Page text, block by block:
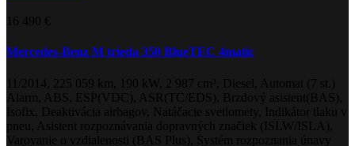
16 490 €
Mercedes-Benz M trieda 350 BlueTEC 4matic
11/2014, 225 059 km, 190 kW, 2 987 cm³, Diesel, Automat (7 st.)
Alarm, ABS, ESP(VDC), ASR(TC/EDS), Brzdový asistent(BAS),
Isofix, Deaktivácia airbagov, Natáčacie svetlomety, Indikátor tlaku v
pneu, Asistent rozpoznávania dopravných značiek (ISLW/ISLA),
Varovanie o vzdialenosti (BAS Plus), Systém rozpoznania únavy